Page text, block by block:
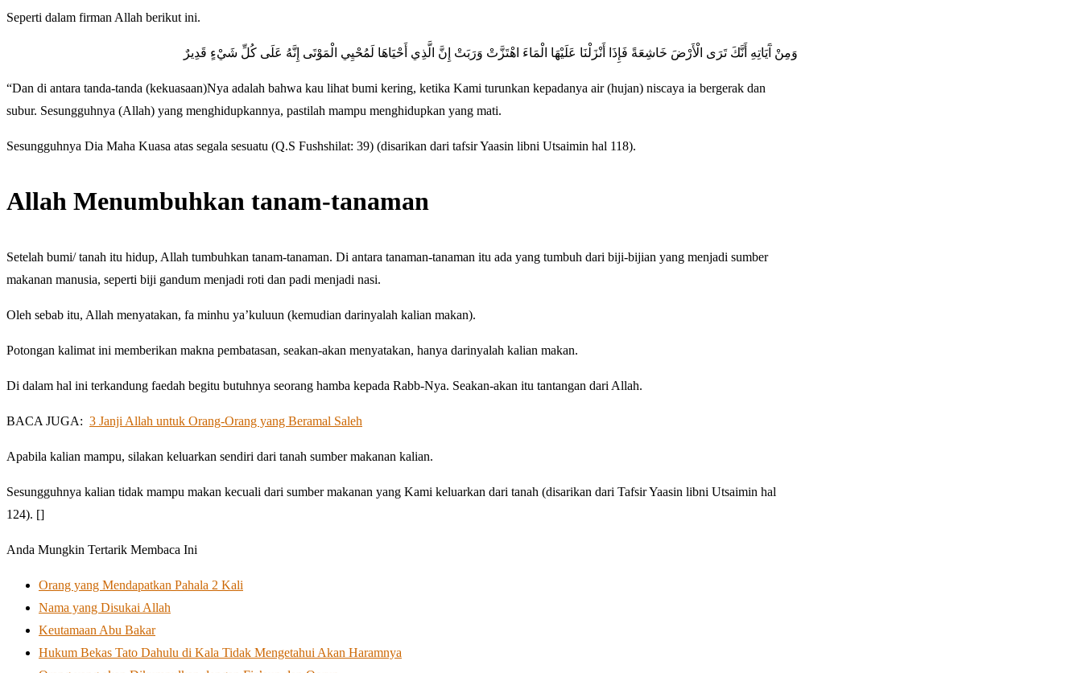
Seperti dalam firman Allah berikut ini.
وَمِنْ آَيَاتِهِ أَنَّكَ تَرَى الْأَرْضَ خَاشِعَةً فَإِذَا أَنْزَلْنَا عَلَيْهَا الْمَاءَ اهْتَزَّتْ وَرَبَتْ إِنَّ الَّذِي أَحْيَاهَا لَمُحْيِي الْمَوْتَى إِنَّهُ عَلَى كُلِّ شَيْءٍ قَدِيرٌ
“Dan di antara tanda-tanda (kekuasaan)Nya adalah bahwa kau lihat bumi kering, ketika Kami turunkan kepadanya air (hujan) niscaya ia bergerak dan
subur. Sesungguhnya (Allah) yang menghidupkannya, pastilah mampu menghidupkan yang mati.
Sesungguhnya Dia Maha Kuasa atas segala sesuatu (Q.S Fushshilat: 39) (disarikan dari tafsir Yaasin libni Utsaimin hal 118).
Allah Menumbuhkan tanam-tanaman
Setelah bumi/ tanah itu hidup, Allah tumbuhkan tanam-tanaman. Di antara tanaman-tanaman itu ada yang tumbuh dari biji-bijian yang menjadi sumber
makanan manusia, seperti biji gandum menjadi roti dan padi menjadi nasi.
Oleh sebab itu, Allah menyatakan, fa minhu ya’kuluun (kemudian darinyalah kalian makan).
Potongan kalimat ini memberikan makna pembatasan, seakan-akan menyatakan, hanya darinyalah kalian makan.
Di dalam hal ini terkandung faedah begitu butuhnya seorang hamba kepada Rabb-Nya. Seakan-akan itu tantangan dari Allah.
BACA JUGA: 3 Janji Allah untuk Orang-Orang yang Beramal Saleh
Apabila kalian mampu, silakan keluarkan sendiri dari tanah sumber makanan kalian.
Sesungguhnya kalian tidak mampu makan kecuali dari sumber makanan yang Kami keluarkan dari tanah (disarikan dari Tafsir Yaasin libni Utsaimin hal
124). []
Anda Mungkin Tertarik Membaca Ini
Orang yang Mendapatkan Pahala 2 Kali
Nama yang Disukai Allah
Keutamaan Abu Bakar
Hukum Bekas Tato Dahulu di Kala Tidak Mengetahui Akan Haramnya